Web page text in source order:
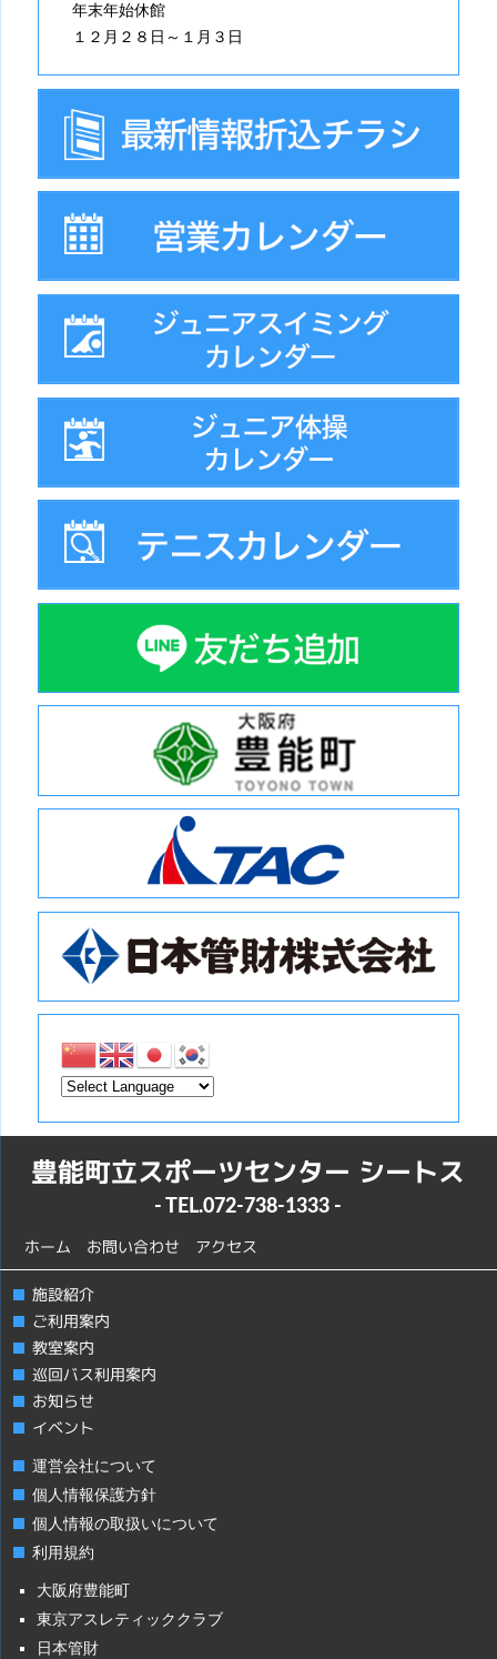
年末年始休館
１２月２８日～１月３日
豊能町立スポーツセンター シートス
- TEL.072-738-1333 -
ホーム お問い合わせ アクセス
施設紹介
ご利用案内
教室案内
巡回バス利用案内
お知らせ
イベント
運営会社について
個人情報保護方針
個人情報の取扱いについて
利用規約
大阪府豊能町
東京アスレティッククラブ
日本管財